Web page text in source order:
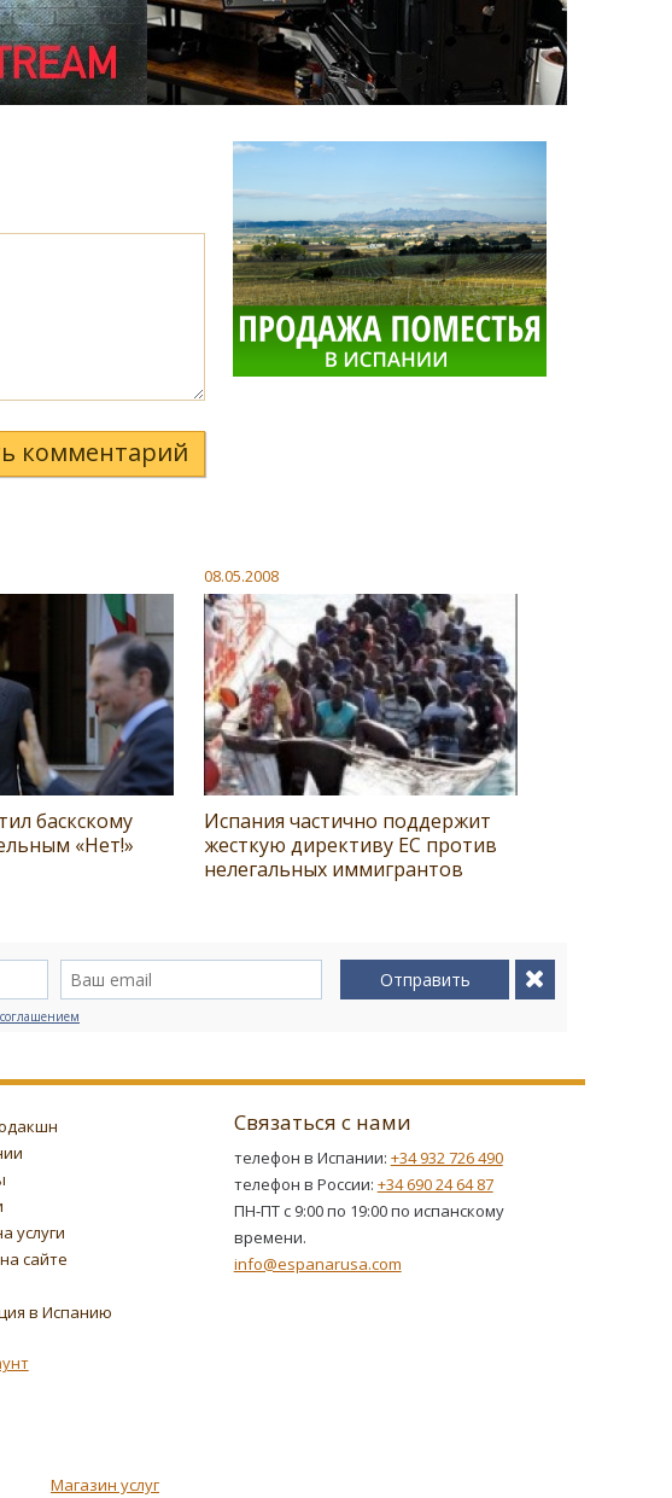
комментарий
баскскому
«Нет!»
08.05.2008
Испания частично поддержит
жесткую директиву ЕС против
нелегальных иммигрантов
Отправить
услуги
сайте
в Испанию
Связаться с нами
телефон в Испании: +34 932 726 490
телефон в России: +34 690 24 64 87
ПН-ПТ с 9:00 по 19:00 по испанскому
времени.
info@espanarusa.com
Магазин услуг